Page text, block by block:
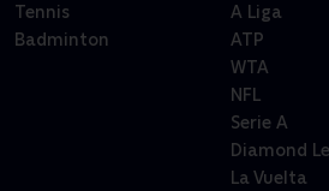
Tennis
Badminton
A Liga
ATP
WTA
NFL
Serie A
Diamond
La Vuelta